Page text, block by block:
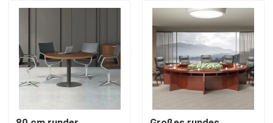
Produkte
Über uns